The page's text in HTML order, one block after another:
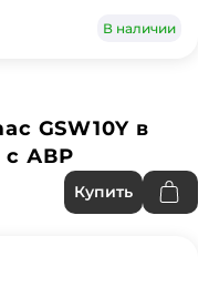
В наличии
GSW10Y в
с АВР
Купить